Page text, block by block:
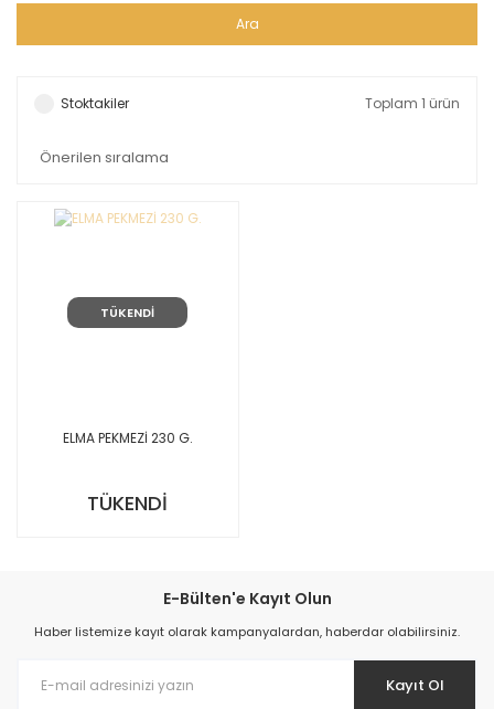
Ara
Stoktakiler Toplam 1 ürün
TÜKENDİ
ELMA PEKMEZİ 230 G.
TÜKENDİ
E-Bülten'e Kayıt Olun
Haber listemize kayıt olarak kampanyalardan, haberdar olabilirsiniz.
Kayıt Ol